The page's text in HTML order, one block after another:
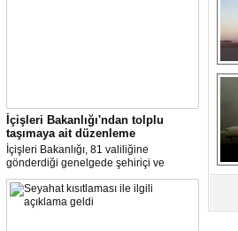
İçişleri Bakanlığı'ndan tolplu
taşımaya ait düzenleme
İçişleri Bakanlığı, 81 valiliğine
gönderdiği genelgede şehiriçi ve
şehirlerarası yolcu taşımacılığında
yüzde 50 kapasite kullanma
zorunluluğunu kaldırdı.